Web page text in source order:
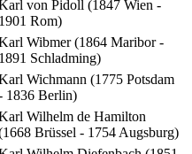
von Pidoll (1847 Wien -
1901 Rom)
Wibmer (1864 Maribor -
1891 Schladming)
Wichmann (1775 Potsdam
1836 Berlin)
Wilhelm de Hamilton
Brüssel - 1754 Augsburg)